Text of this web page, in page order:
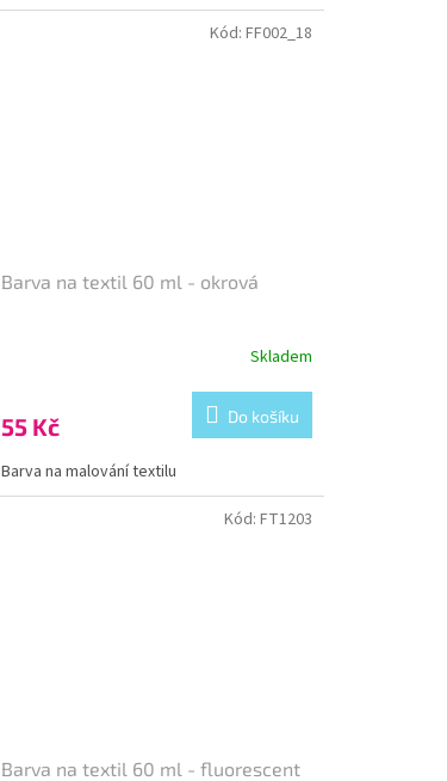
Barva na textil 60 ml - okrová
Skladem
55 Kč Do košíku
Barva na malování textilu
Kód: FF002_18
Barva na textil 60 ml - fluorescent
Kód: FT1203